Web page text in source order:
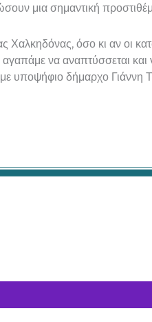
μια σημαντική
Χαλκηδόνας, όσο κι αν οι
να αναπτύσσεται
υποψήφιο δήμαρχο Γιάννη